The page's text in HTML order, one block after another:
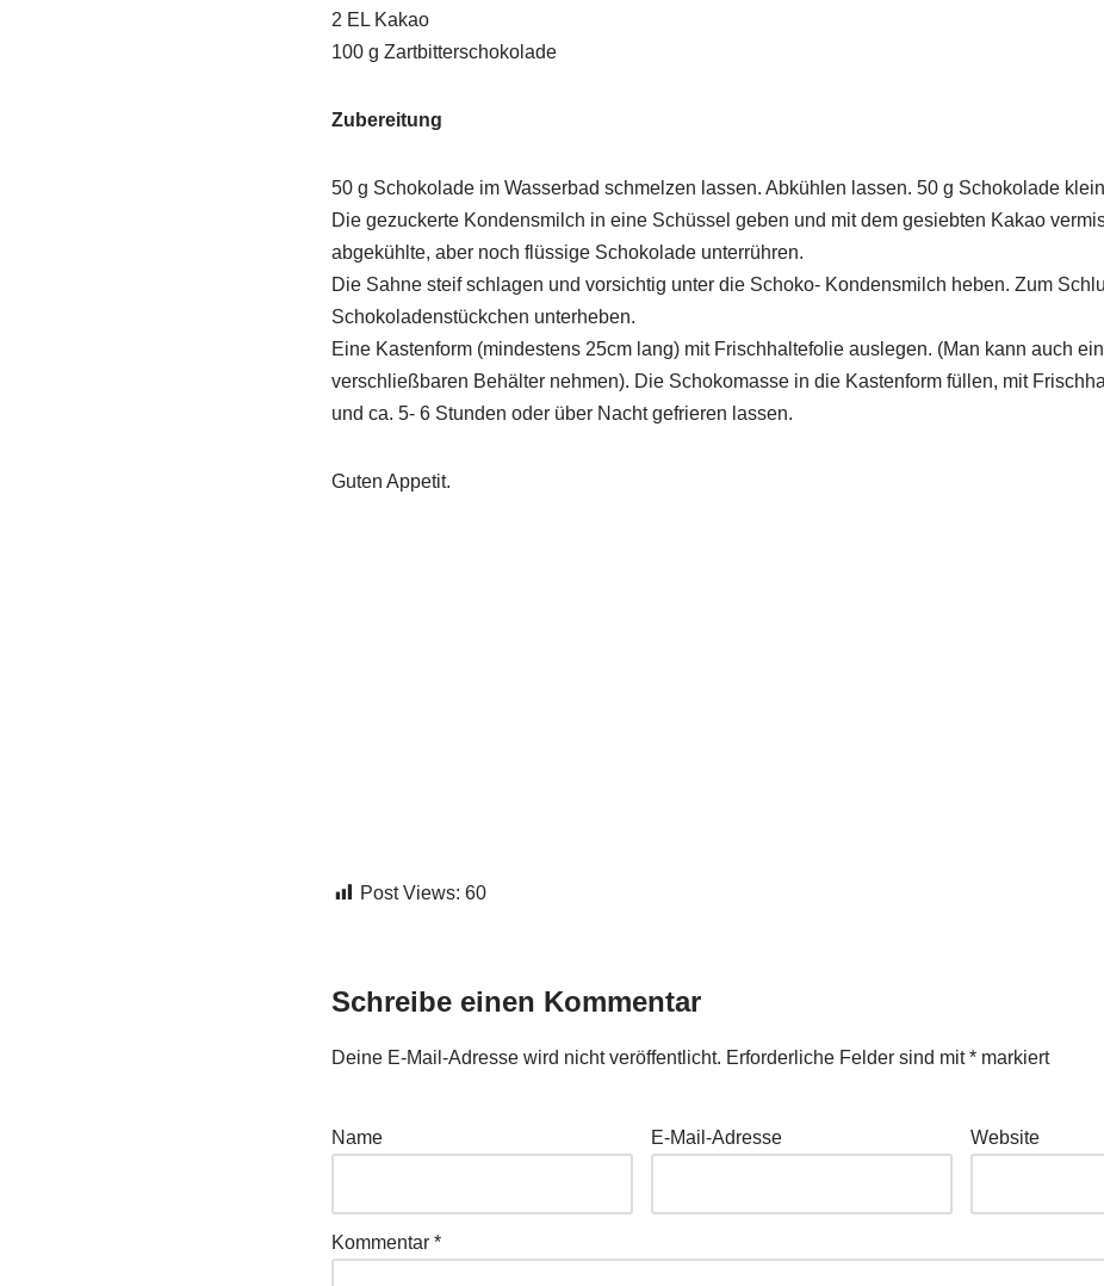
2 EL Kakao
100 g Zartbitterschokolade
Zubereitung
50 g Schokolade im Wasserbad schmelzen lassen. Abkühlen lassen. 50 g Schokolade
Die gezuckerte Kondensmilch in eine Schüssel geben und mit dem gesiebten Kakao
abgekühlte, aber noch flüssige Schokolade unterrühren.
Die Sahne steif schlagen und vorsichtig unter die Schoko- Kondensmilch heben. Zum
Schokoladenstückchen unterheben.
Eine Kastenform (mindestens 25cm lang) mit Frischhaltefolie auslegen. (Man kann auch
verschließbaren Behälter nehmen). Die Schokomasse in die Kastenform füllen, mit
und ca. 5- 6 Stunden oder über Nacht gefrieren lassen.
Guten Appetit.
Post Views: 60
Schreibe einen Kommentar
Deine E-Mail-Adresse wird nicht veröffentlicht. Erforderliche Felder sind mit*markiert
Name E-Mail-Adresse Website
Kommentar *